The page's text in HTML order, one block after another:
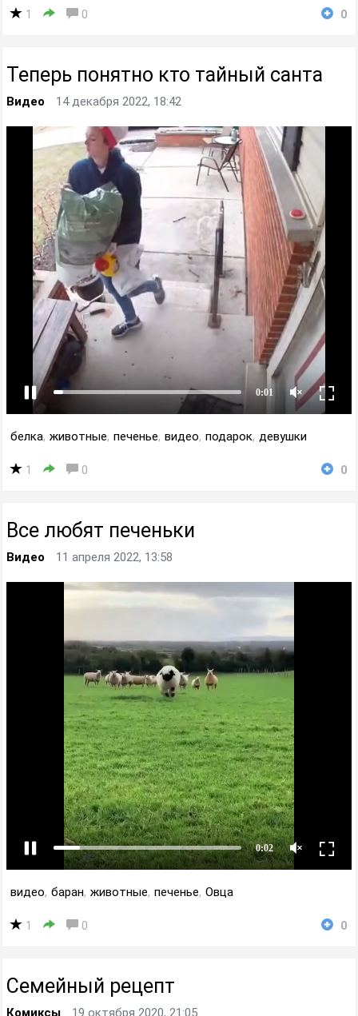
1 0 0
Теперь понятно кто тайный санта
Видео 14 декабря 2022, 18:42
белка, животные, печенье, видео, подарок, девушки
1 0 0
Все любят печеньки
Видео 11 апреля 2022, 13:58
видео, баран, животные, печенье, Овца
1 0 0
Семейный рецепт